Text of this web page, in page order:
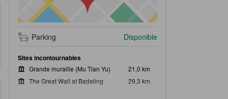
Parking Disponible
Sites incontournables
Grande muraille (Mu Tian Yu)
21,0 km
The Great Wall at Badaling
29,3 km